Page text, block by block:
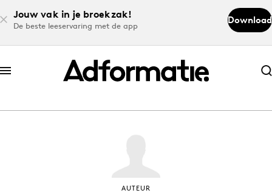
Jouw vak in je broekzak!
De beste leeservaring met de app
Download
Abonneer nu
Abonneer nu
Download de app
AUTEUR